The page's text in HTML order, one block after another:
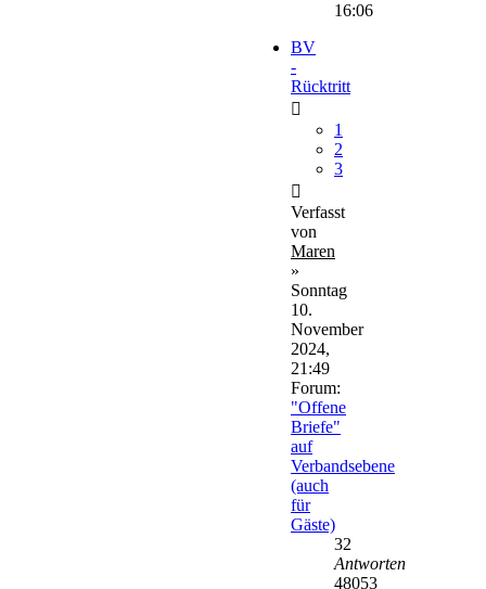
16:06
BV
-
Rücktritt
1
2
3
Verfasst
von
Maren
»
Sonntag
10.
November
2024,
21:49
Forum:
"Offene
Briefe"
auf
Verbandsebene
(auch
für
Gäste)
32
Antworten
48053